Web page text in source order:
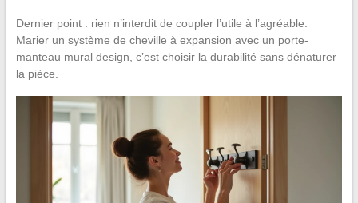
Dernier point : rien n’interdit de coupler l’utile à l’agréable.
Marier un système de cheville à expansion avec un porte-
manteau mural design, c’est choisir la durabilité sans dénaturer
la pièce.